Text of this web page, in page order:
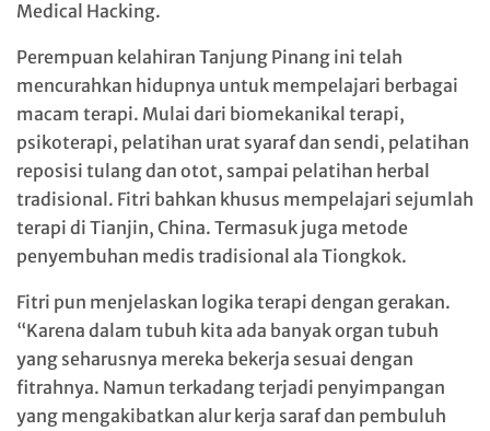
Medical Hacking.
Perempuan kelahiran Tanjung Pinang ini telah
mencurahkan hidupnya untuk mempelajari berbagai
macam terapi. Mulai dari biomekanikal terapi,
psikoterapi, pelatihan urat syaraf dan sendi, pelatihan
reposisi tulang dan otot, sampai pelatihan herbal
tradisional. Fitri bahkan khusus mempelajari sejumlah
terapi di Tianjin, China. Termasuk juga metode
penyembuhan medis tradisional ala Tiongkok.
Fitri pun menjelaskan logika terapi dengan gerakan.
“Karena dalam tubuh kita ada banyak organ tubuh
yang seharusnya mereka bekerja sesuai dengan
fitrahnya. Namun terkadang terjadi penyimpangan
yang mengakibatkan alur kerja saraf dan pembuluh